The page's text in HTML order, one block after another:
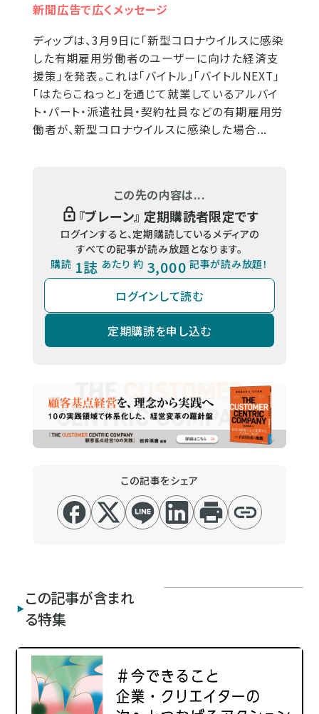
新聞広告で広くメッセージ
ディップは、3月9日に「新型コロナウイルスに感染
した有期雇用労働者のユーザーに向けた経済支
援策」を発表。これは「バイトル」「バイトルNEXT」
「はたらこねっと」を通じて就業しているアルバイ
ト・パート・派遣社員・契約社員などの有期雇用労
働者が、新型コロナウイルスに感染した場合...
この先の内容は...
『ブレーン』 定期購読者限定です
ログインすると、定期購読しているメディアの
すべての記事が読み放題となります。
購読 1誌 あたり 約 3,000 記事が読み放題！
ログインして読む
定期購読を申し込む
この記事をシェア
この記事が含まれ
る特集